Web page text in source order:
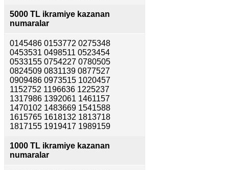
5000 TL ikramiye kazanan
numaralar
0145486 0153772 0275348
0453531 0498511 0523454
0533155 0754227 0780505
0824509 0831139 0877527
0909486 0973515 1020457
1152752 1196636 1225237
1317986 1392061 1461157
1470102 1483669 1541588
1615765 1618132 1813718
1817155 1919417 1989159
1000 TL ikramiye kazanan
numaralar